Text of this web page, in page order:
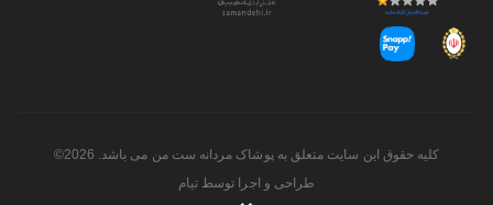
کلیه حقوق این سایت متعلق به پوشاک مردانه ست من می باشد. 2026©
طراحی و اجرا توسط تیام